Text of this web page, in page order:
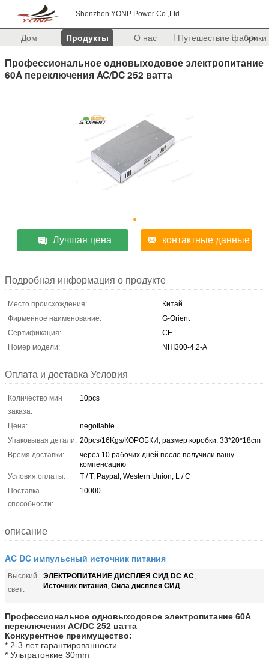
Shenzhen YONP Power Co.,Ltd
Дом Продукты О нас Путешествие фабрики
>>
Профессиональное одновыходовое электропитание
60A переключения AC/DC 252 ватта
Лучшая цена контактные данные
Подробная информация о продукте
Место происхождения:
Китай
Фирменное наименование:
G-Orient
Сертификация:
CE
Номер модели:
NHI300-4.2-A
Оплата и доставка Условия
Количество мин
заказа:
10pcs
Цена:
negotiable
Упаковывая детали: 20pcs/16Kgs/КОРОБКИ, размер коробки: 33*20*18cm
Время доставки:
через 10 рабочих дней после получили вашу
компенсацию
Условия оплаты:
T / T, Paypal, Western Union, L / C
Поставка
способности:
10000
описание
AC DC импульсный источник питания
Высокий
свет:
ЭЛЕКТРОПИТАНИЕ ДИСПЛЕЯ СИД DC AC,
Источник питания, Сила дисплея СИД
Профессиональное одновыходовое электропитание 60A
переключения AC/DC 252 ватта
Конкурентное преимущество:
* 2-3 лет гарантированности
* Ультратонкие 30mm